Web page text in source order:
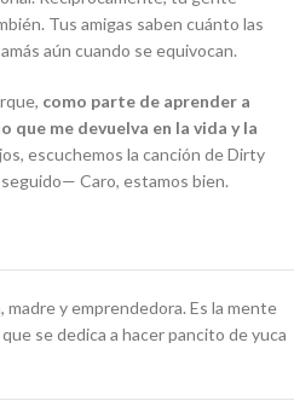
Tus amigas saben cuánto las
aún cuando se equivocan.
e, como parte de aprender a
que me devuelva en la vida y la
escuchemos la canción de Dirty
Caro, estamos bien.
y emprendedora. Es la mente
que se dedica a hacer pancito de yuca